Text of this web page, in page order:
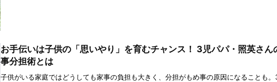
お手伝いは子供の「思いやり」を育むチャンス！ 3児パパ・照英さん
事分担術とは
子供がいる家庭ではどうしても家事の負担も大きく、分担がもめ事の原因になることも